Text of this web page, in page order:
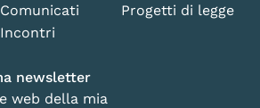
Comunicati
Incontri
Progetti di legge
newsletter
web della mia